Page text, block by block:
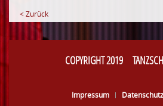
< Zurück
COPYRIGHT 2019
Impressum